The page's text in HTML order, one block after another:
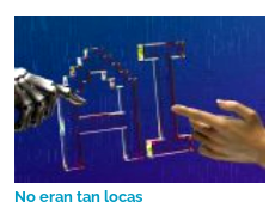
No eran tan locas